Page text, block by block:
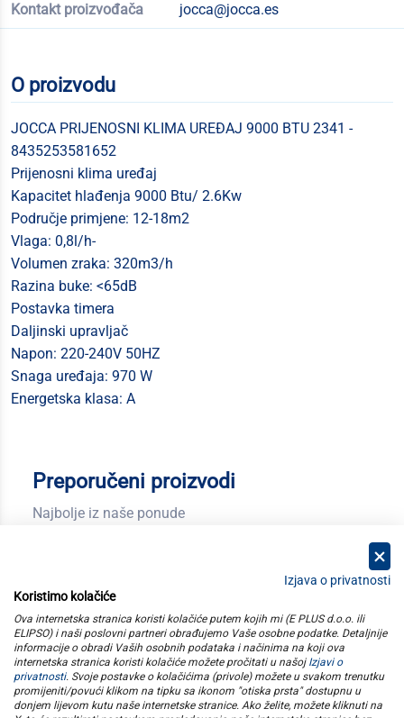
Kontakt proizvođača jocca@jocca.es
O proizvodu
JOCCA PRIJENOSNI KLIMA UREĐAJ 9000 BTU 2341 -
8435253581652
Prijenosni klima uređaj
Kapacitet hlađenja 9000 Btu/ 2.6Kw
Područje primjene: 12-18m2
Vlaga: 0,8l/h-
Volumen zraka: 320m3/h
Razina buke: <65dB
Postavka timera
Daljinski upravljač
Napon: 220-240V 50HZ
Snaga uređaja: 970 W
Energetska klasa: A
Preporučeni proizvodi
Najbolje iz naše ponude
kategorije
elipso
informacije
Izjava o privatnosti
Koristimo kolačiće
Ova internetska stranica koristi kolačiće putem kojih mi (E PLUS d.o.o. ili
ELIPSO) i naši poslovni partneri obrađujemo Vaše osobne podatke. Detaljnije
informacije o obradi Vaših osobnih podataka i načinima na koji ova
internetska stranica koristi kolačiće možete pročitati u našoj Izjavi o
privatnosti. Svoje postavke o kolačićima (privole) možete u svakom trenutku
promijeniti/povući klikom na tipku sa ikonom "otiska prsta" dostupnu u
donjem lijevom kutu naše internetske stranice. Ako želite, možete kliknuti na